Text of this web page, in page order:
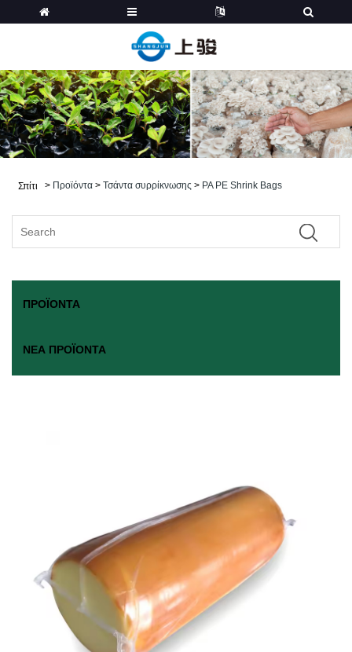
Σπίτι > Προϊόντα > Τσάντα συρρίκνωσης > PA PE Shrink Bags
ΠΡΟΪΌΝΤΑ
ΝΈΑ ΠΡΟΪΌΝΤΑ